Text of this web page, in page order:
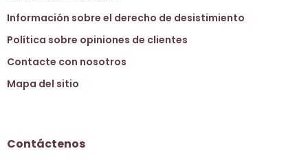
Información sobre el derecho de desistimiento
Política sobre opiniones de clientes
Contacte con nosotros
Mapa del sitio
Contáctenos